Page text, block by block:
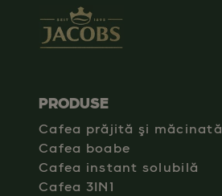
PRODUSE
Cafea prăjită şi măcinată
Cafea boabe
Cafea instant solubilă
Cafea 3IN1